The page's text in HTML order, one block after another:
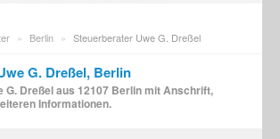
» Berlin » Steuerberater Uwe G. Dreßel
G. Dreßel, Berlin
G. Dreßel aus 12107 Berlin mit Anschrift,
Informationen.